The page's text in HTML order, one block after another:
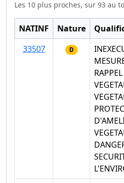
Les 10 plus proches, sur 93 au
NATINF Nature
33507
D